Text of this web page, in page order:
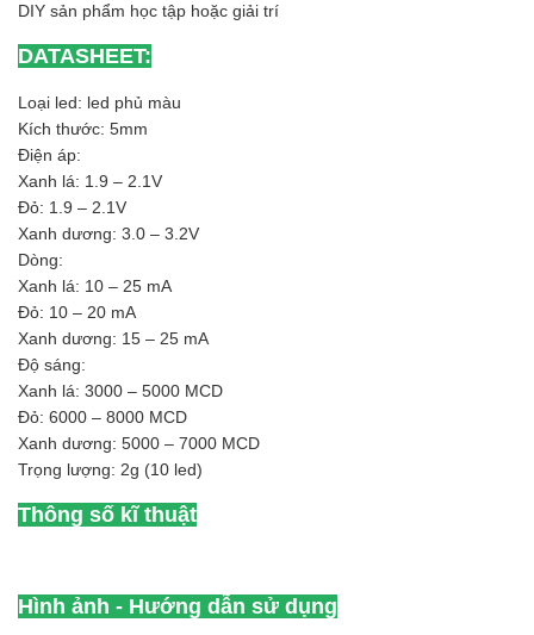
DIY sản phẩm học tập hoặc giải trí
DATASHEET:
Loại led: led phủ màu
Kích thước: 5mm
Điện áp:
Xanh lá: 1.9 – 2.1V
Đỏ: 1.9 – 2.1V
Xanh dương: 3.0 – 3.2V
Dòng:
Xanh lá: 10 – 25 mA
Đỏ: 10 – 20 mA
Xanh dương: 15 – 25 mA
Độ sáng:
Xanh lá: 3000 – 5000 MCD
Đỏ: 6000 – 8000 MCD
Xanh dương: 5000 – 7000 MCD
Trọng lượng: 2g (10 led)
Thông số kĩ thuật
Hình ảnh - Hướng dẫn sử dụng